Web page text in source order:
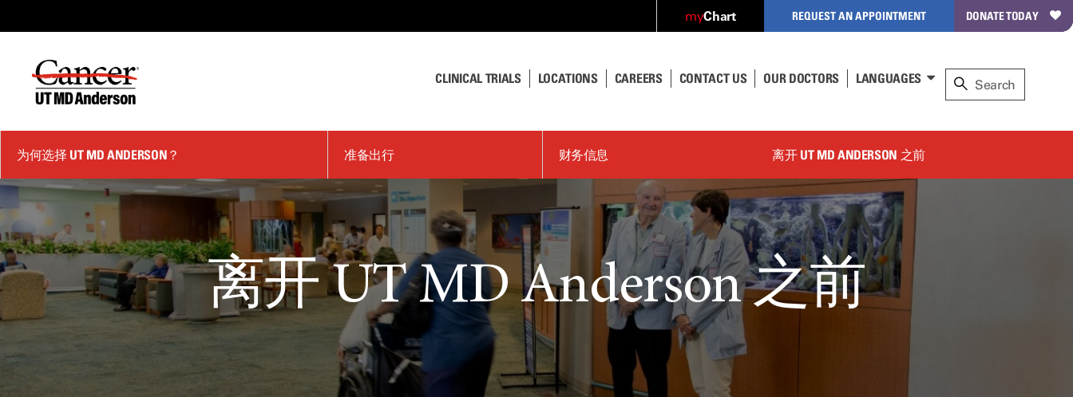
Content
myChart REQUEST AN APPOINTMENT DONATE TODAY
CLINICAL TRIALS LOCATIONS CAREERS CONTACT US OUR DOCTORS LANGUAGES
为何选择 UT MD ANDERSON？ 准备出行 财务信息 离开 UT MD ANDERSON 之前
离开 UT MD Anderson 之前